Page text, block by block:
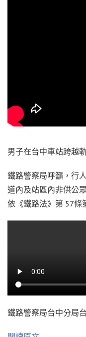
男子在台中車站跨越
鐵路警察局呼籲，行
道內及站區內非供公
依《鐵路法》第 57條
鐵路警察局台中分局